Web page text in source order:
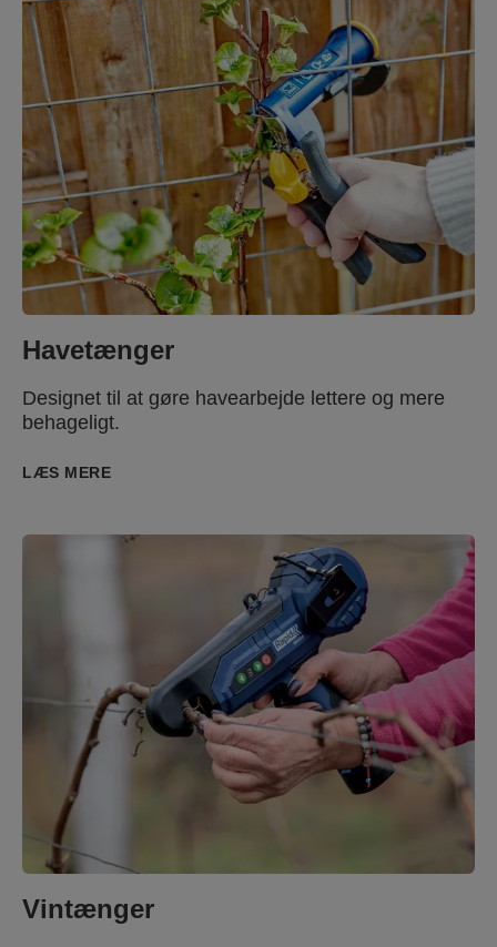
Havetænger
Designet til at gøre havearbejde lettere og mere
behageligt.
LÆS MERE
Vintænger